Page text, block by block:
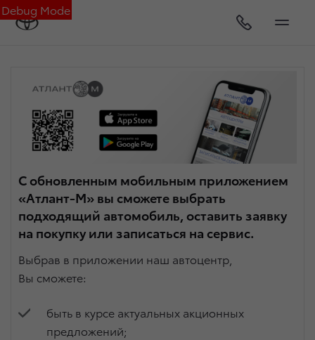
Debug Mode
С обновленным мобильным приложением
«Атлант-М» вы сможете выбрать
подходящий автомобиль, оставить заявку
на покупку или записаться на сервис.
Выбрав в приложении наш автоцентр,
Вы сможете:
быть в курсе актуальных акционных
предложений;